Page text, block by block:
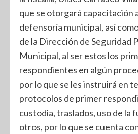
que se otorgará capacitación
defensoría municipal, así
de la Dirección de Seguridad
Municipal, al ser estos los
respondientes en algún
por lo que se les instruirá en
protocolos de primer
custodia, traslados, uso de la
otros, por lo que se cuenta